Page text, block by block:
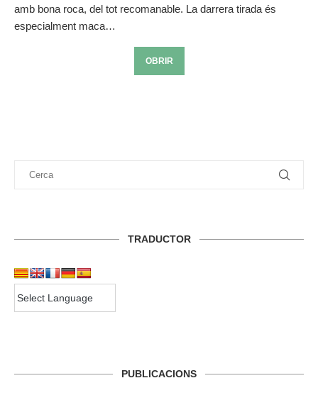
amb bona roca, del tot recomanable. La darrera tirada és
especialment maca…
OBRIR
TRADUCTOR
PUBLICACIONS